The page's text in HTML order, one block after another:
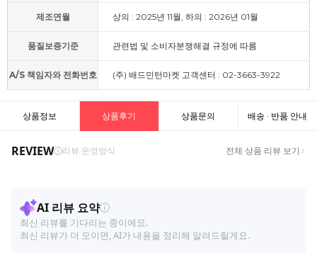
제조연월 상의 : 2025년 11월, 하의 : 2026년 01월
품질보증기준 관련법 및 소비자분쟁해결 규정에 따름
A/S 책임자와 전화번호 (주) 배드민턴마켓 고객센터 : 02-3663-3922
상품정보 상품후기 상품문의 배송 · 반품 안내